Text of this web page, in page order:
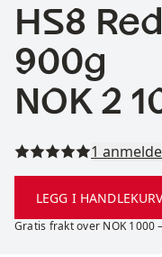
HS8
900g
Pris:
NOK 2
Les alle
1
LEGG I
Gratis frakt over NOK